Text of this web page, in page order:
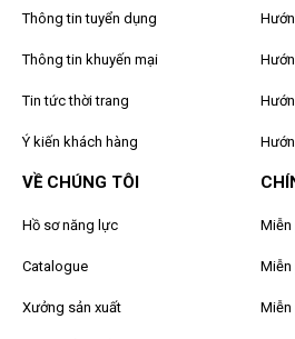
Thông tin tuyển dụng
Thông tin khuyến mại
Tin tức thời trang
Ý kiến khách hàng
VỀ CHÚNG TÔI
Hồ sơ năng lực
Catalogue
Xưởng sản xuất
Miễn
Miễn
Miễn